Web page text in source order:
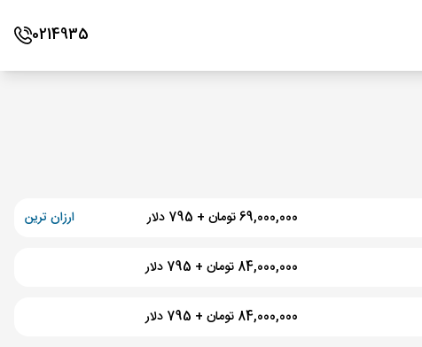
0214935
69,000,000 تومان + 795 دلار ارزان ترین
84,000,000 تومان + 795 دلار
84,000,000 تومان + 795 دلار